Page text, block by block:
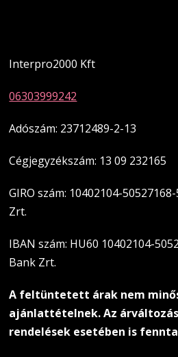
Interpro2000 Kft
06303999242
Adószám: 23712489-2-13
Cégjegyzékszám: 13 09 232165
GIRO szám: 10402104-
Zrt.
IBAN szám: HU60 10402104-
Bank Zrt.
A feltüntetett árak nem
ajánlattételnek. Az
rendelések esetében is